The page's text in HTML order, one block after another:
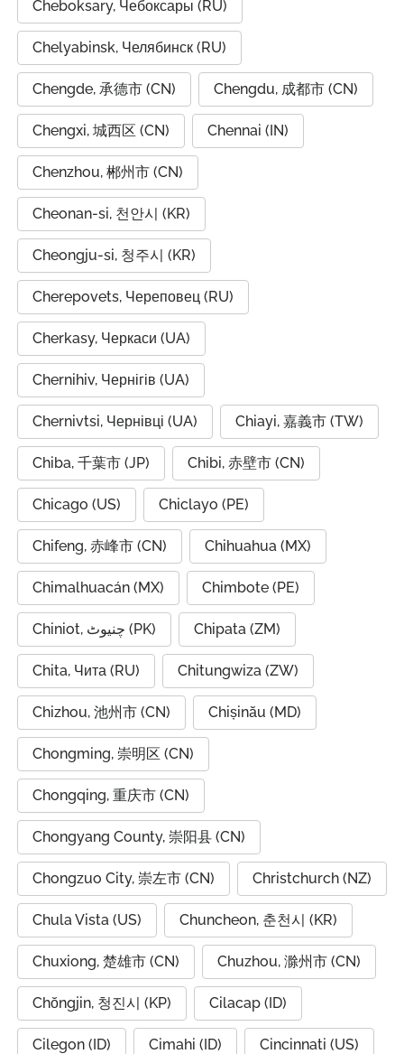
Cheboksary, Чебоксары (RU)
Chelyabinsk, Челябинск (RU)
Chengde, 承德市 (CN) Chengdu, 成都市 (CN)
Chengxi, 城西区 (CN) Chennai (IN)
Chenzhou, 郴州市 (CN)
Cheonan-si, 천안시 (KR)
Cheongju-si, 청주시 (KR)
Cherepovets, Череповец (RU)
Cherkasy, Черкаси (UA)
Chernihiv, Чернігів (UA)
Chernivtsi, Чернівці (UA) Chiayi, 嘉義市 (TW)
Chiba, 千葉市 (JP) Chibi, 赤壁市 (CN)
Chicago (US) Chiclayo (PE)
Chifeng, 赤峰市 (CN) Chihuahua (MX)
Chimalhuacán (MX) Chimbote (PE)
Chiniot, چنیوٹ (PK) Chipata (ZM)
Chita, Чита (RU) Chitungwiza (ZW)
Chizhou, 池州市 (CN) Chișinău (MD)
Chongming, 崇明区 (CN)
Chongqing, 重庆市 (CN)
Chongyang County, 崇阳县 (CN)
Chongzuo City, 崇左市 (CN) Christchurch (NZ)
Chula Vista (US) Chuncheon, 춘천시 (KR)
Chuxiong, 楚雄市 (CN) Chuzhou, 滁州市 (CN)
Chŏngjin, 청진시 (KP) Cilacap (ID)
Cilegon (ID) Cimahi (ID) Cincinnati (US)